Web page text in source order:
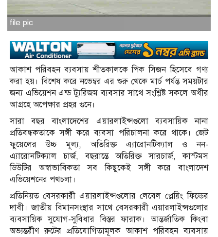
file pic
আকাশ পরিবহন ব্যবসায় শীতকালকে পিক সিজন হিসেবে গণ্য
করা হয়। বিশেষ করে নভেম্বর এর শুরু থেকে মার্চ পর্যন্ত সময়টার
জন্য এভিয়েশন এন্ড ট্যুরিজম ব্যবসার সাথে সংশ্লিষ্ট সকলে অধীর
আগ্রহে অপেক্ষার প্রহর গুনে।
সারা বছর বাংলাদেশের এয়ারলাইন্সগুলো ব্যবসায়িক নানা
প্রতিবন্ধকতাকে সঙ্গী করে ব্যবসা পরিচালনা করে থাকে। জেট
ফুয়েলের উচ্চ মূল্য, অতিরিক্ত এ্যারোনটিক্যাল ও নন-
এ্যারোনটিক্যাল চার্জ, বছরান্তে অতিরিক্ত সারচার্জ, কাস্টমস
ডিউটির অস্বাভাবিকতা সব কিছুকেই সঙ্গী করে বাংলাদেশ
এভিয়েশনের পথচলা।
প্রতিনিয়ত বেসরকারী এয়ারলাইন্সগুলোর লেবেল প্লেয়িং ফিল্ডের
দাবী। জাতীয় বিমানসংস্থার সাথে বেসরকারী এয়ারলাইন্সগুলোর
ব্যবসায়িক সুযোগ-সুবিধার বিস্তর ফারাক। আন্তর্জাতিক কিংবা
অভ্যন্তরীণ রুটের প্রতিযোগিতামূলক আকাশ পরিবহন ব্যবসায়